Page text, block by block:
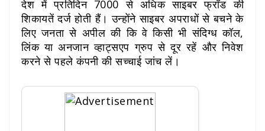
देश में प्रतिदिन 7000 से अधिक साइबर फ्रॉड की
शिकायतें दर्ज होती हैं। उन्होंने साइबर अपराधों से बचने के
लिए जनता से अपील की कि वे किसी भी संदिग्ध कॉल,
लिंक या अनजान व्हाट्सएप ग्रुप से दूर रहें और निवेश
करने से पहले कंपनी की सच्चाई जांच लें।